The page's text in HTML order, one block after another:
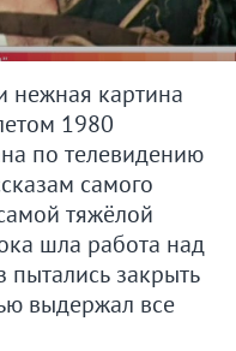
нежная картина
1980
по телевидению
самого
тяжёлой
шла работа над
пытались закрыть
выдержал все